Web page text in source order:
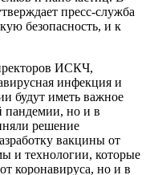
пресс-служба
безопасность, и к
ИСКЧ,
инфекция и
будут иметь важное
пандемии, но и в
решение
вакцины от
и технологии, которые
коронавируса, но и в